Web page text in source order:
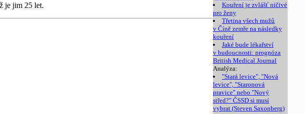
Kouření je zvlášť ničivé
pro ženy
Třetina všech mužů
v Číně zemře na následky
kouření
Jaké bude lékařství
v budoucnosti: prognóza
British Medical Journal
Analýza:
"Stará levice", "Nová
levice", "Staronová
pravice" nebo "Nový
střed?" ČSSD si musí
vybrat (Steven Saxonberg)
je jim 25 let.